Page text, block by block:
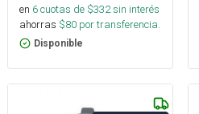
en 6cuotas de $332sin interés
ahorras $80 por transferencia.
Disponible